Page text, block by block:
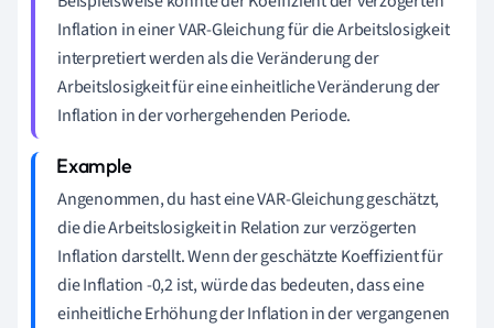
Inflation in einer VAR-Gleichung für die Arbeitslosigkeit
interpretiert werden als die Veränderung der
Arbeitslosigkeit für eine einheitliche Veränderung der
Inflation in der vorhergehenden Periode.
Angenommen, du hast eine VAR-Gleichung geschätzt,
die die Arbeitslosigkeit in Relation zur verzögerten
Inflation darstellt. Wenn der geschätzte Koeffizient für
die Inflation -0,2 ist, würde das bedeuten, dass eine
einheitliche Erhöhung der Inflation in der vergangenen